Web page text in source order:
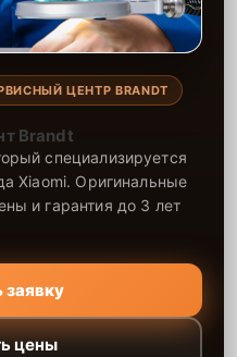
ЦЕНТР BRANDT
Brandt
специализируется
Xiaomi. Оригинальные
и гарантия до 3 лет
заявку
цены